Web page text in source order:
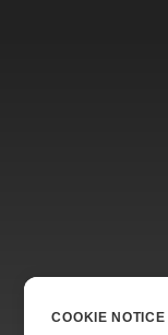
COOKIE NOTICE